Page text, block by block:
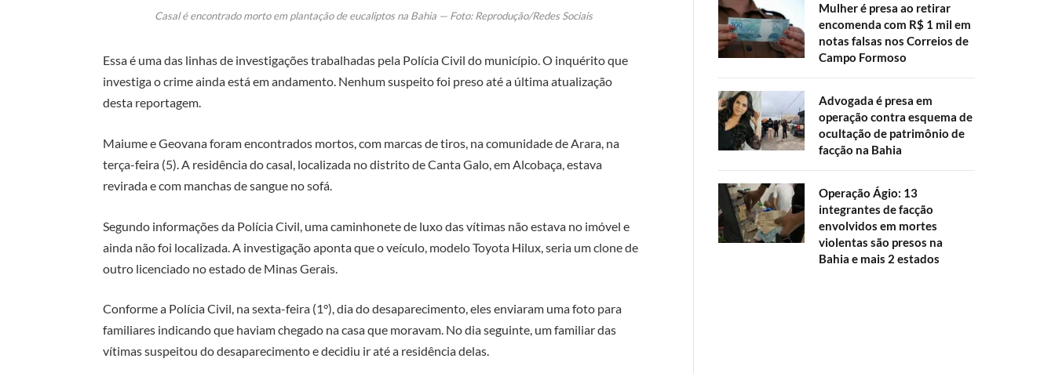
Casal é encontrado morto em plantação de eucaliptos na Bahia — Foto: Reprodução/Redes Sociais
Essa é uma das linhas de investigações trabalhadas pela Polícia Civil do município. O inquérito que
investiga o crime ainda está em andamento. Nenhum suspeito foi preso até a última atualização
desta reportagem.
Maiume e Geovana foram encontrados mortos, com marcas de tiros, na comunidade de Arara, na
terça-feira (5). A residência do casal, localizada no distrito de Canta Galo, em Alcobaça, estava
revirada e com manchas de sangue no sofá.
Segundo informações da Polícia Civil, uma caminhonete de luxo das vítimas não estava no imóvel e
ainda não foi localizada. A investigação aponta que o veículo, modelo Toyota Hilux, seria um clone de
outro licenciado no estado de Minas Gerais.
Conforme a Polícia Civil, na sexta-feira (1°), dia do desaparecimento, eles enviaram uma foto para
familiares indicando que haviam chegado na casa que moravam. No dia seguinte, um familiar das
vítimas suspeitou do desaparecimento e decidiu ir até a residência delas.
Mulher é presa ao retirar
encomenda com R$ 1 mil em
notas falsas nos Correios de
Campo Formoso
Advogada é presa em
operação contra esquema de
ocultação de patrimônio de
facção na Bahia
Operação Ágio: 13
integrantes de facção
envolvidos em mortes
violentas são presos na
Bahia e mais 2 estados